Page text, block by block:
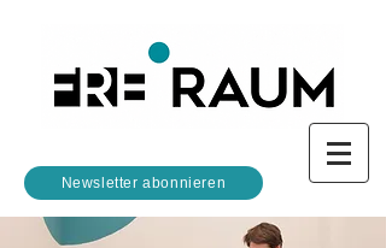
Newsletter abonnieren